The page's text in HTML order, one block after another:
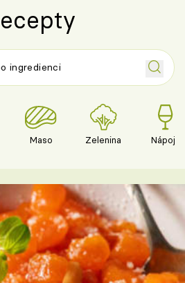
Maso Zelenina Nápoje